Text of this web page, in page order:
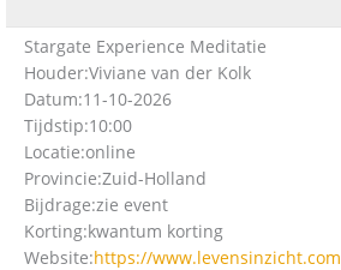
Stargate Experience Meditatie
Houder:Viviane van der Kolk
Datum:11-10-2026
Tijdstip:10:00
Locatie:online
Provincie:Zuid-Holland
Bijdrage:zie event
Korting:kwantum korting
Website:https://www.levensinzicht.com